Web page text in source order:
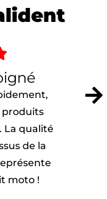
produits
La qualité
de la
moto !